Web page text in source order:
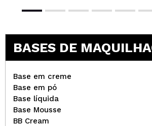
BASES DE
Base em creme
Base em pó
Base líquida
Base Mousse
BB Cream